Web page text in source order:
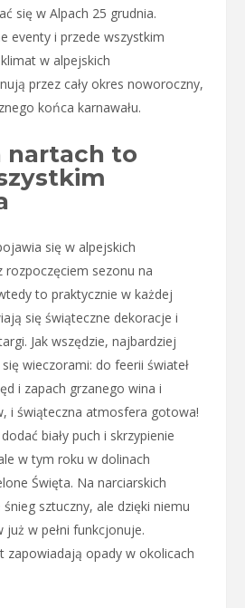
się w Alpach 25 grudnia.
eventy i przede wszystkim
w alpejskich
przez cały okres noworoczny,
końca karnawału.
nartach to
się w alpejskich
rozpoczęciem sezonu na
to praktycznie w każdej
się świąteczne dekoracje i
Jak wszędzie, najbardziej
wieczorami: do feerii świateł
i zapach grzanego wina i
i świąteczna atmosfera gotowa!
biały puch i skrzypienie
w tym roku w dolinach
Święta. Na narciarskich
sztuczny, ale dzięki niemu
w pełni funkcjonuje.
zapowiadają opady w okolicach